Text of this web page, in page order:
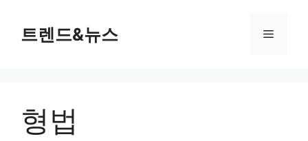
트렌드&뉴스 메
형법